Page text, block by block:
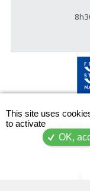
ACCESSIBILITÉ
This site uses
to activate
OK,